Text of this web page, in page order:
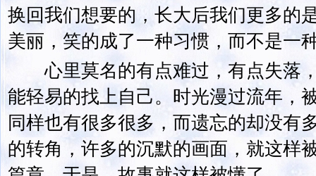
换回我们想要的，长大后我们更多的
美丽，笑的成了一种习惯，而不是一
心里莫名的有点难过，有点失落
能轻易的找上自己。时光漫过流年，
同样也有很多很多，而遗忘的却没有
的转角，许多的沉默的画面，就这样